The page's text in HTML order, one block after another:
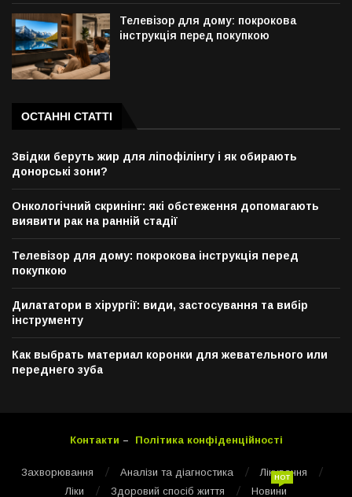
Телевізор для дому: покрокова
інструкція перед покупкою
ОСТАННІ СТАТТІ
Звідки беруть жир для ліпофілінгу і як обирають
донорські зони?
Онкологічний скринінг: які обстеження допомагають
виявити рак на ранній стадії
Телевізор для дому: покрокова інструкція перед
покупкою
Дилататори в хірургії: види, застосування та вибір
інструменту
Как выбрать материал коронки для жевательного или
переднего зуба
Контакти – Політика конфіденційності
Захворювання Аналізи та діагностика
Лікування
Ліки
Здоровий спосіб життя Новини
HOT